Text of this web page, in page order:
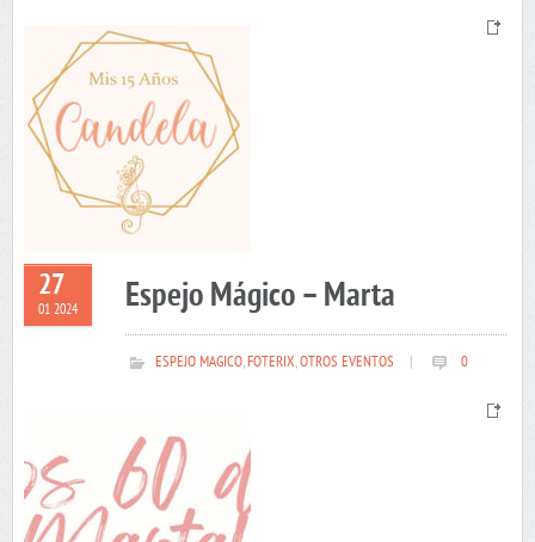
27
01 2024 Espejo Mágico – Marta
ESPEJO MAGICO,FOTERIX,OTROS EVENTOS 0